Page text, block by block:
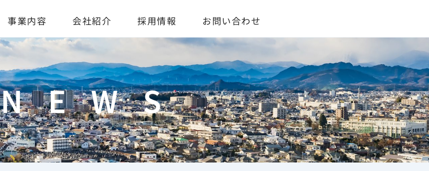
事業内容 会社紹介 採用情報 お問い合わせ
NEWS